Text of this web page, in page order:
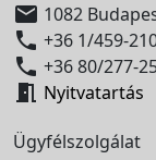
 1082
 +36 1/459-
 +36 80/277-
 Nyitvatartás
Ügyfélszolgálat